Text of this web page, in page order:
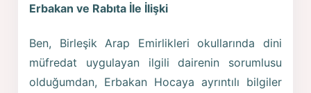
Erbakan ve Rabıta İle İlişki
Ben, Birleşik Arap Emirlikleri okullarında dini
müfredat uygulayan ilgili dairenin sorumlusu
olduğumdan, Erbakan Hocaya ayrıntılı bilgiler